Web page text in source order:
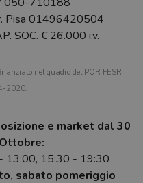
Pisa 01496420504
SOC. € 26.000 i.v.
nel quadro del POR FESR
2020.
e market dal 30
13:00, 15:30 - 19:30
sabato pomeriggio